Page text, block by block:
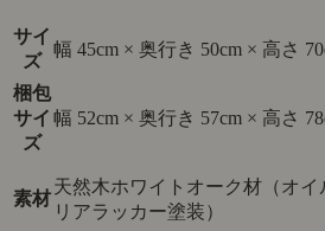
サイ
ズ
幅 45cm × 奥行き 50cm × 高さ
梱包
サイ
ズ
幅 52cm × 奥行き 57cm × 高さ
素材
天然木ホワイトオーク材（オ
リアラッカー塗装）